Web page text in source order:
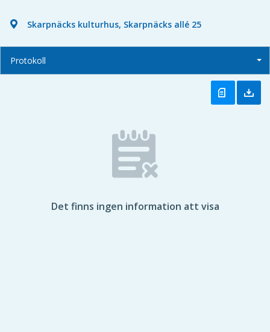
Skarpnäcks kulturhus, Skarpnäcks allé 25
Protokoll
Det finns ingen information att visa